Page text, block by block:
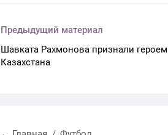
Предыдущий материал
Шавката Рахмонова признали героем
Казахстана